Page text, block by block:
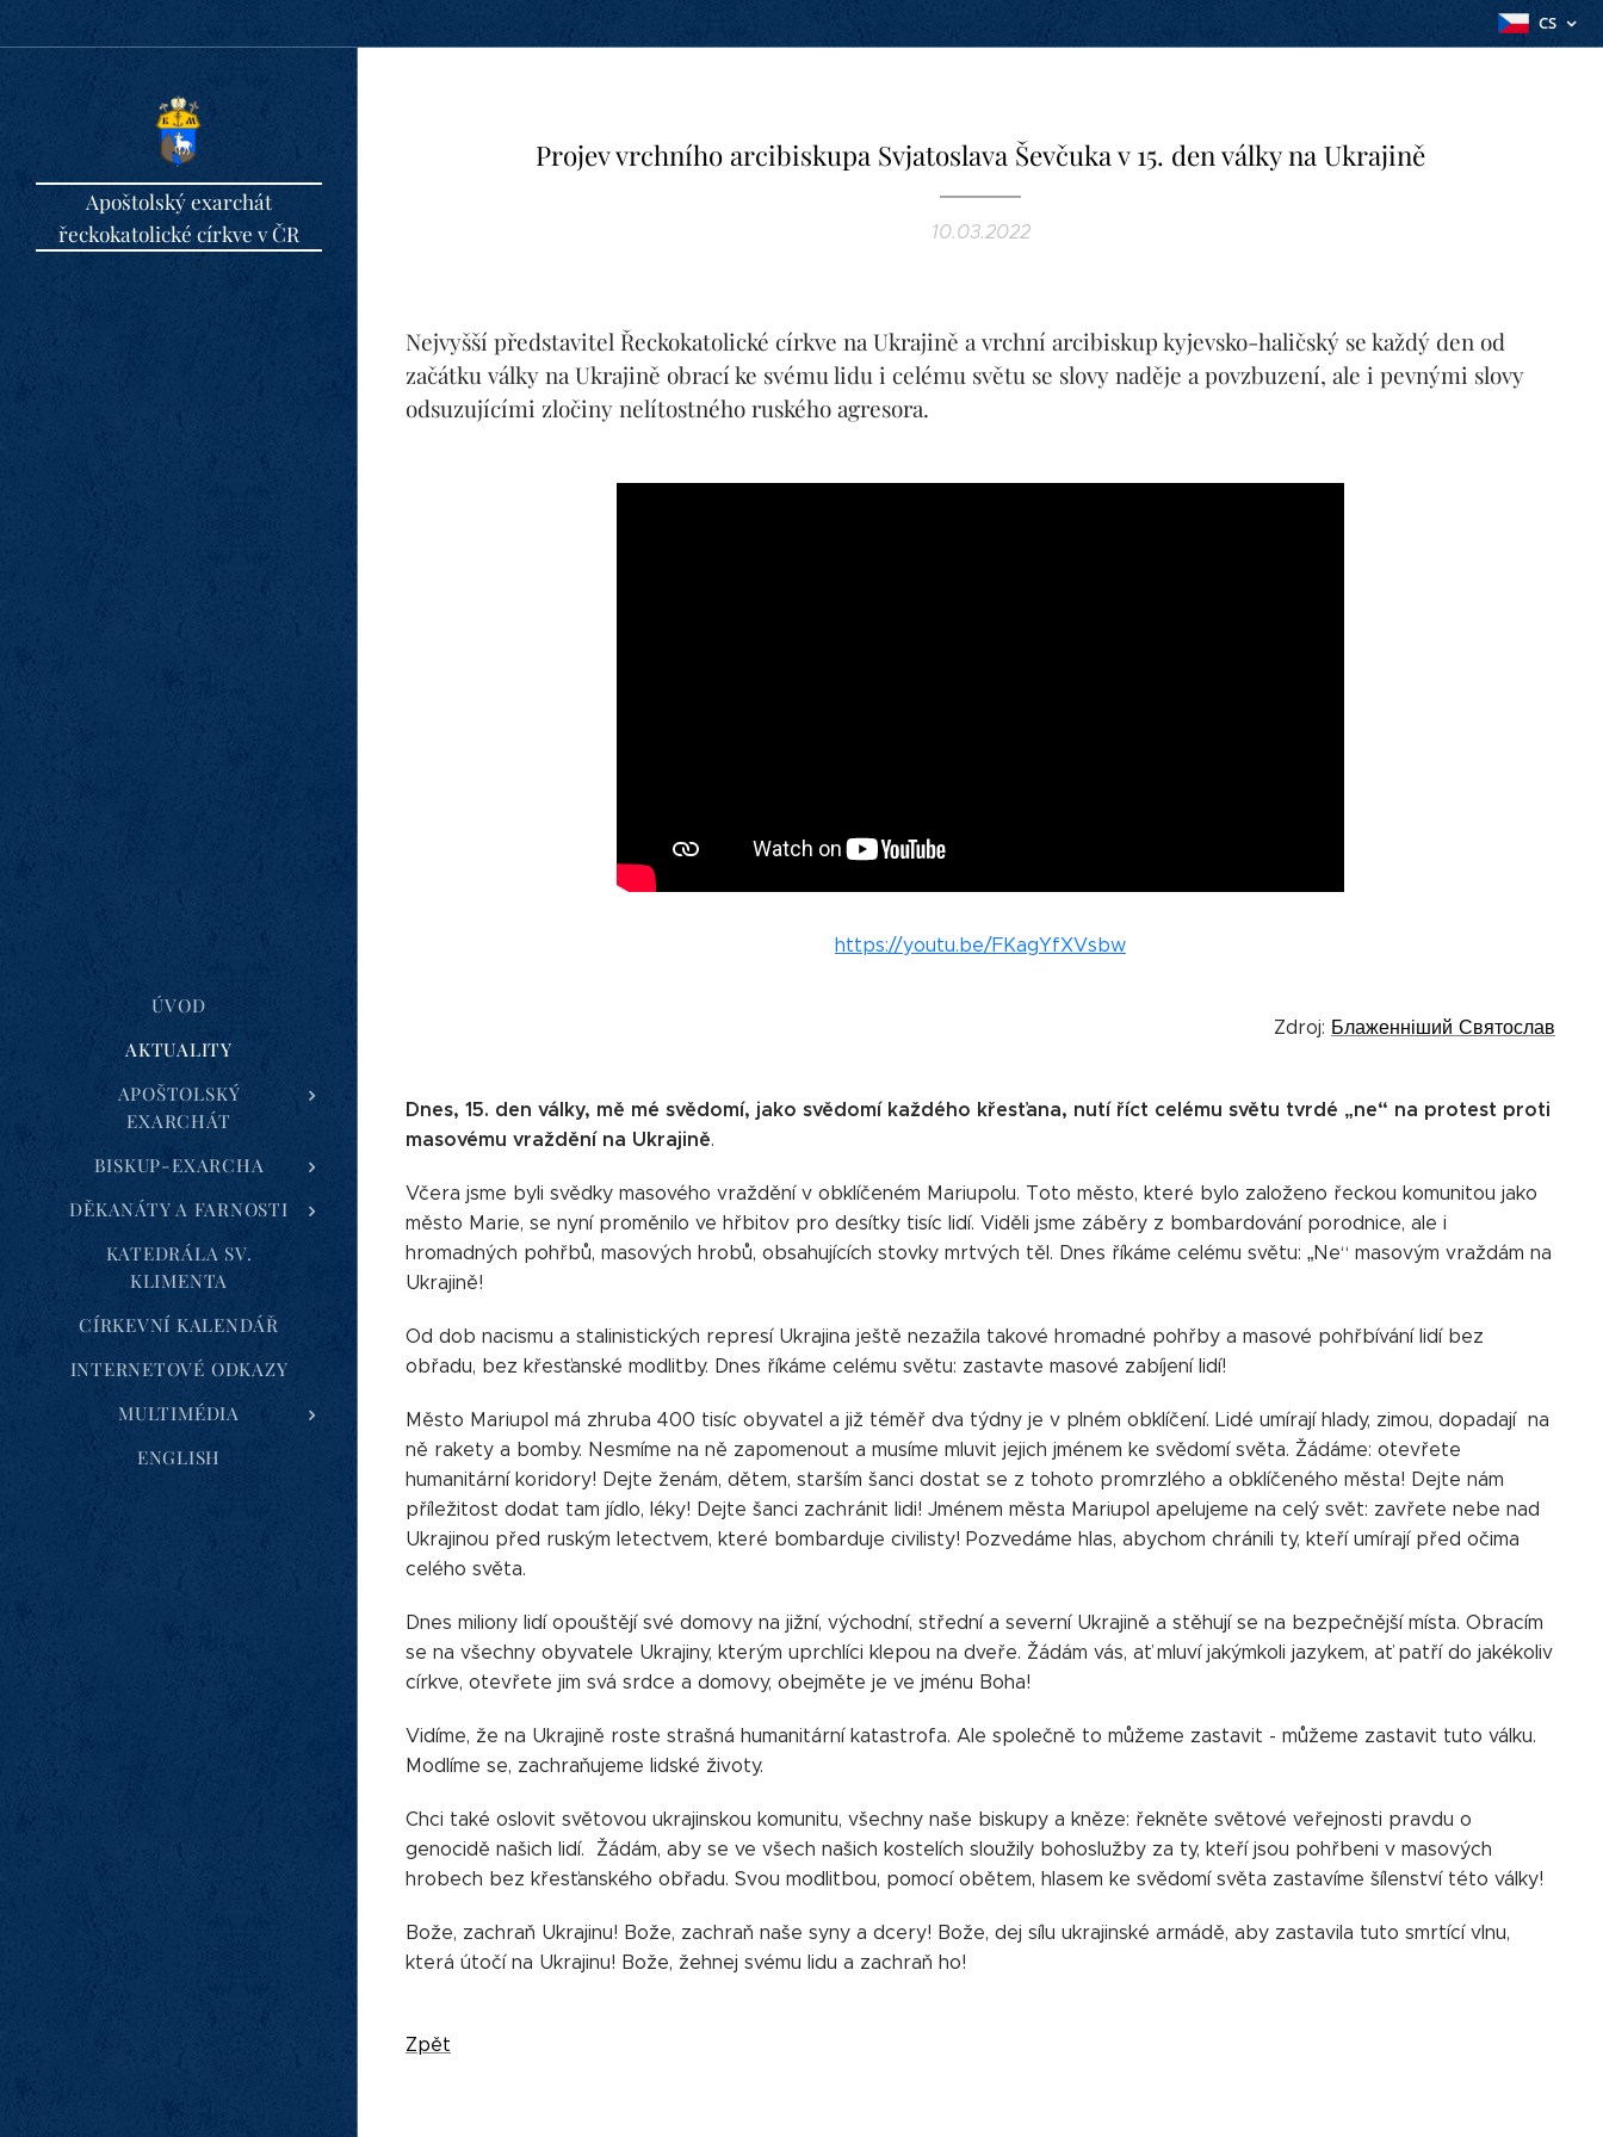
CS
Apoštolský exarchát
řeckokatolické církve v ČR
ÚVOD
AKTUALITY
APOŠTOLSKÝ
EXARCHÁT
BISKUP-EXARCHA
DĚKANÁTY A FARNOSTI
KATEDRÁLA SV.
KLIMENTA
CÍRKEVNÍ KALENDÁŘ
INTERNETOVÉ ODKAZY
MULTIMÉDIA
ENGLISH
Projev vrchního arcibiskupa Svjatoslava Ševčuka v 15. den války na Ukrajině
10.03.2022
Nejvyšší představitel Řeckokatolické církve na Ukrajině a vrchní arcibiskup kyjevsko-haličský se každý den od
začátku války na Ukrajině obrací ke svému lidu i celému světu se slovy naděje a povzbuzení, ale i pevnými slovy
odsuzujícími zločiny nelítostného ruského agresora.
https://youtu.be/FKagYfXVsbw
Zdroj: Блаженніший Святослав
Dnes, 15. den války, mě mé svědomí, jako svědomí každého křesťana, nutíříct celému světu tvrdé „ne“ na protest proti
masovému vraždění na Ukrajině.
Včera jsme byli svědky masového vraždění v obklíčeném Mariupolu. Toto město, které bylo založeno řeckou komunitou jako
město Marie, se nyní proměnilo ve hřbitov pro desítky tisíc lidí. Viděli jsme záběry z bombardování porodnice, ale i
hromadných pohřbů, masových hrobů, obsahujících stovky mrtvých těl. Dnes říkáme celému světu: „Ne“ masovým vraždám na
Ukrajině!
Od dob nacismu a stalinistických represí Ukrajina ještě nezažila takové hromadné pohřby a masové pohřbívání lidí bez
obřadu, bez křesťanské modlitby. Dnes říkáme celému světu: zastavte masové zabíjení lidí!
Město Mariupol má zhruba 400 tisíc obyvatel a již téměř dva týdny je v plném obklíčení. Lidé umírají hlady, zimou, dopadají na
ně rakety a bomby. Nesmíme na ně zapomenout a musíme mluvit jejich jménem ke svědomí světa. Žádáme: otevřete
humanitární koridory! Dejte ženám, dětem, starším šanci dostat se z tohoto promrzlého a obklíčeného města! Dejte nám
příležitost dodat tam jídlo, léky! Dejte šanci zachránit lidi! Jménem města Mariupol apelujeme na celý svět: zavřete nebe nad
Ukrajinou před ruským letectvem, které bombarduje civilisty! Pozvedáme hlas, abychom chránili ty, kteří umírají před očima
celého světa.
Dnes miliony lidí opouštějí své domovy na jižní, východní, střední a severní Ukrajině a stěhují se na bezpečnější místa. Obracím
se na všechny obyvatele Ukrajiny, kterým uprchlíci klepou na dveře. Žádám vás, ať mluví jakýmkoli jazykem, ať patří do jakékoliv
církve, otevřete jim svá srdce a domovy, obejměte je ve jménu Boha!
Vidíme, že na Ukrajině roste strašná humanitární katastrofa. Ale společně to můžeme zastavit - můžeme zastavit tuto válku.
Modlíme se, zachraňujeme lidské životy.
Chci také oslovit světovou ukrajinskou komunitu, všechny naše biskupy a kněze: řekněte světové veřejnosti pravdu o
genocidě našich lidí. Žádám, aby se ve všech našich kostelích sloužily bohoslužby za ty, kteří jsou pohřbeni v masových
hrobech bez křesťanského obřadu. Svou modlitbou, pomocí obětem, hlasem ke svědomí světa zastavíme šílenství této války!
Bože, zachraň Ukrajinu! Bože, zachraň naše syny a dcery! Bože, dej sílu ukrajinské armádě, aby zastavila tuto smrtící vlnu,
která útočí na Ukrajinu! Bože, žehnej svému lidu a zachraň ho!
Zpět